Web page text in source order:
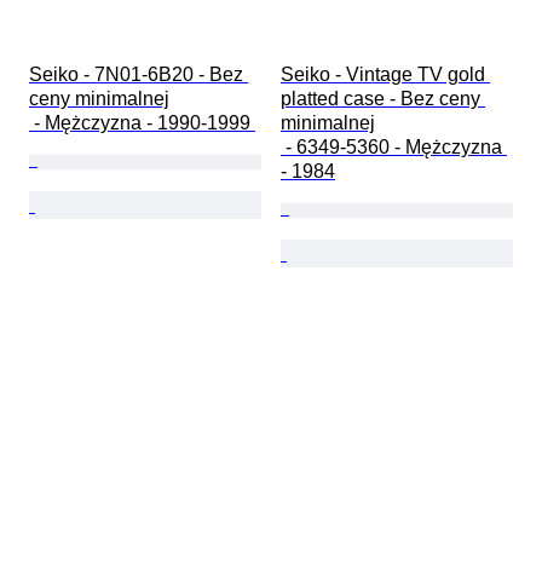
Seiko - 7N01-6B20 - Bez
ceny minimalnej
- Mężczyzna - 1990-1999
Seiko - Vintage TV gold
platted case - Bez ceny
minimalnej
- 1984